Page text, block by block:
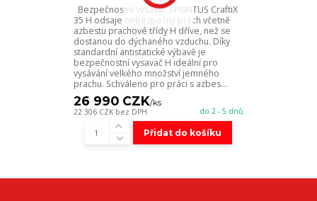
Bezpečnostní vysavač SPRINTUS CraftiX
35 H odsaje nebezpečný prach včetně
azbestu prachové třídy H dříve, než se
dostanou do dýchaného vzduchu. Díky
standardní antistatické výbavě je
bezpečnostní vysavač H ideální pro
vysávání velkého množství jemného
prachu. Schváleno pro práci s azbes...
26 990 CZK/ks
22 306 CZK bez DPH do 2 - 5 dnů
Přidat do košíku